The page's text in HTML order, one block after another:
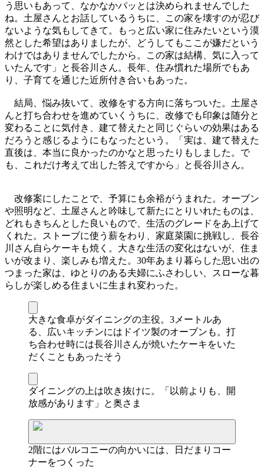
う思いもあって、なかなかパッとは決められませんでした
ね。土屋さんとお話しているうちに、この家を壊すのが忍び
ないような気もしてきて。もっと広い家に住みたいという漠
然とした希望はありましたが、どうしてもここが嫌だという
わけではありませんでしたから。この家は結構、気に入って
いたんです」と長谷川さん。長年、住み慣れた場所でもあ
り、子育てを通じた近所付き合いもあった。
結局、悩み抜いて、改修をする方向に落ちついた。土屋さ
んと打ち合わせを進めていくうちに、改修でも印象は随分と
変わることに気付き、建て替えたと同じぐらいの効果はある
だろうと感じるようにもなったという。「実は、建て替えた
直後は、本当に良かったのかなと思ったりもしました。で
も、これだけ考えて出した答えですから」と長谷川さん。
改修案にしたことで、予算にも余裕がうまれた。オーブン
や照明など、土屋さんと吟味して新たにとりいれたものは、
どれもきちんとした良いもので、生活のグレードをあ上げて
くれた。ストーブに使う薪をわり、家庭菜園に挑戦し、長谷
川さん自らケーキも焼く。大きな生活の変化はないが、住ま
いが改まり、楽しみも増えた。30年あまり暮らした思い出の
つまった家は、ゆとりのある夫婦にふさわしい、スローな暮
らしが楽しめる住まいに生まれ変わった。
大きな食卓がダイニングの主役。3メートルあ
る、広いキッチンにはドイツ製のオーブンも。打
ち合わせ時には長谷川さんが焼いたケーキをいた
だくこともあったそう
ダイニングの上は吹き抜けに。「以前よりも、開
放感があります」と奥さま
2階にはバルコニーの向かいには、日だまりコー
ナーをつくった